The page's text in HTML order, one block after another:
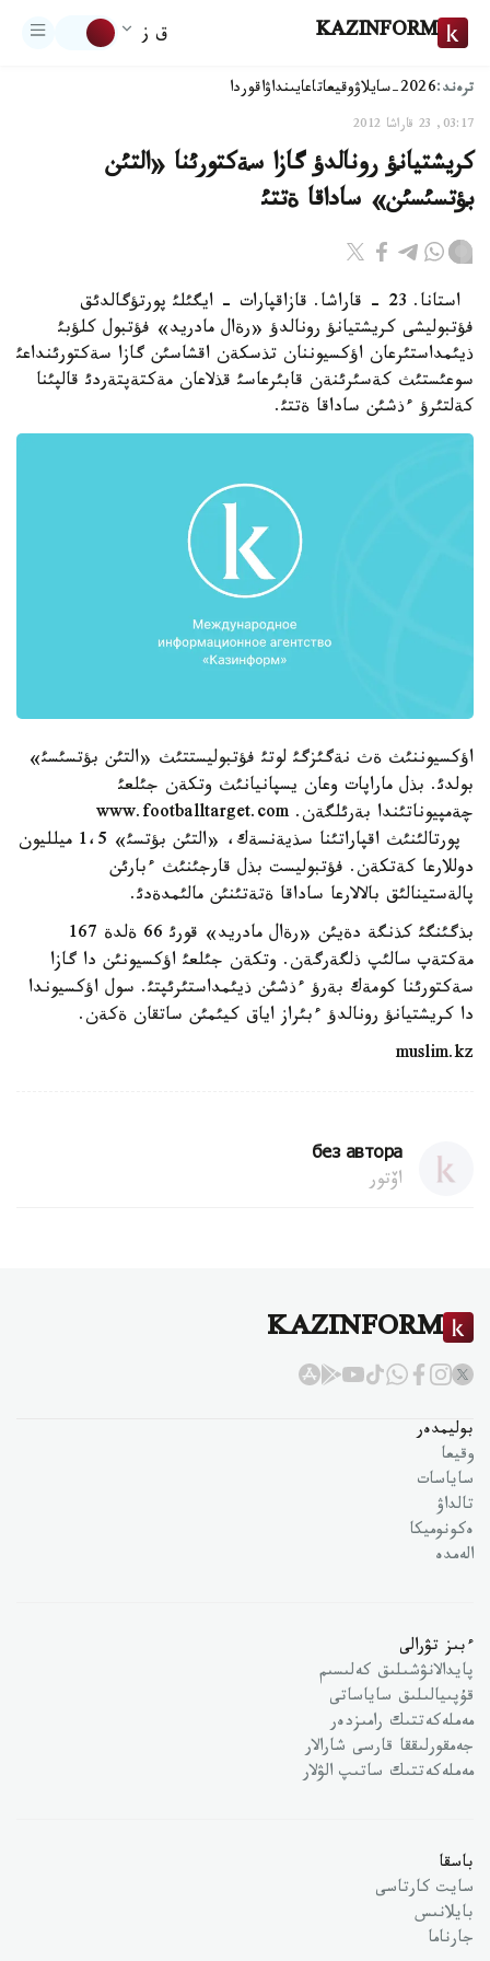
KAZINFORM ق ز
ترەند:2026-سايلاۋ وقيعاتاعايىنداۋاقوردا
03:17, 23 قاراشا 2012
كريشتيانؤ رونالدؤ گازا سةكتورئنا «التئن
بؤتسئسئن» ساداقا ةتتئ
استانا. 23 - قاراشا. قازاقپارات - ايگئلئ پورتؤگالدئق
فؤتبوليشى كريشتيانؤ رونالدؤ «رةال مادريد» فؤتبول كلؤبئ
ذيئمداستئرعان اؤكسيوننان تذسكةن اقشاسئن گازا سةكتورئنداعئ
سوعئستئث كةسئرئنةن قابئرعاسئ قذلاعان مةكتةپتةردئ قالپئنا
كةلتئرؤ ءذشئن ساداقا ةتتئ.
اؤكسيوننئث ةث نةگئزگئ لوتئ فؤتبوليستتئث «التئن بؤتسئسئ»
بولدئ. بذل ماراپات وعان يسپانيانئث وتكةن جئلعئ
چةمپيوناتئندا بةرئلگةن. www.footballtarget.com
پورتالئنئث اقپاراتئنا سذيةنسةك، «التئن بؤتسئ» 1،5 ميلليون
دوللارعا كةتكةن. فؤتبوليست بذل قارجئنئث ءبارئن
پالةستينالئق بالالارعا ساداقا ةتةتئنئن مالئمدةدئ.
بذگئنگئ كذنگة دةيئن «رةال مادريد» قورئ 66 ةلدة 167
مةكتةپ سالئپ ذلگةرگةن. وتكةن جئلعئ اؤكسيونئن دا گازا
سةكتورئنا كومةك بةرؤ ءذشئن ذيئمداستئرئپتئ. سول اؤكسيوندا
دا كريشتيانؤ رونالدؤ ءبئراز اياق كيئمئن ساتقان ةكةن.
muslim.kz
без автора
اۆتور
KAZINFORM
بوليمدەر
وقيعا
ساياسات
تالداۋ
ەكونوميكا
الەمدە
ءبىز تۋرالى
پايدالانۋشىلىق كەلىسىم
قۇپىيالىلىق ساياساتى
مەملەكەتتىك رامىزدەر
جەمقورلىققا قارسى شارالار
مەملەكەتتىك ساتىپ الۋلار
باسقا
سايت كارتاسى
بايلانىس
جارناما